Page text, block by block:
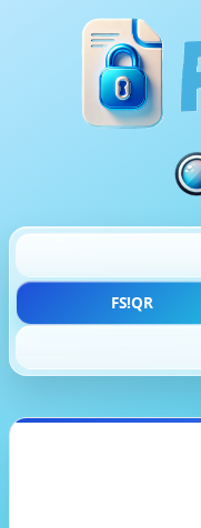
FS!QR